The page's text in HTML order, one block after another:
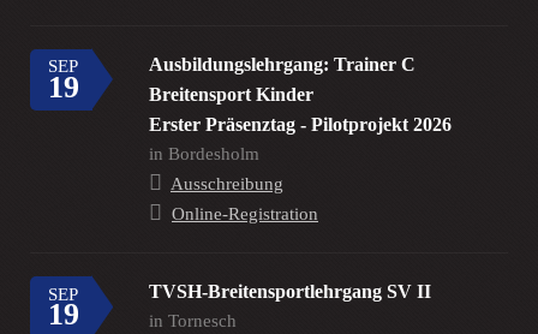
SEP
19
Ausbildungslehrgang: Trainer C
Breitensport Kinder
Erster Präsenztag - Pilotprojekt 2026
in Bordesholm
Ausschreibung
Online-Registration
SEP
19
TVSH-Breitensportlehrgang SV II
in Tornesch